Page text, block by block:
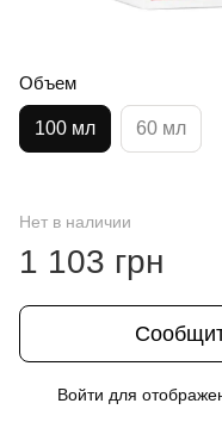
Объем
100 мл 60 мл
Нет в наличии
1 103 грн
Войти для